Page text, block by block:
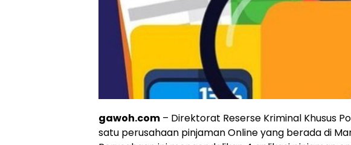
gawoh.com – Direktorat Reserse Kriminal Khusus
satu perusahaan pinjaman Online yang berada di